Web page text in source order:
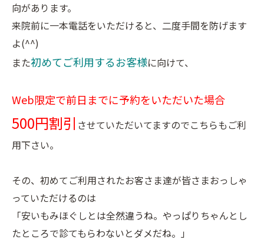
向があります。
来院前に一本電話をいただけると、二度手間を防げます
よ(^^)
また初めてご利用するお客様に向けて、
Web限定で前日までに予約をいただいた場合
500円割引 させていただいてますのでこちらもご利
用下さい。
その、初めてご利用されたお客さま達が皆さまおっしゃ
っていただけるのは
「安いもみほぐしとは全然違うね。やっぱりちゃんとし
たところで診てもらわないとダメだね。」